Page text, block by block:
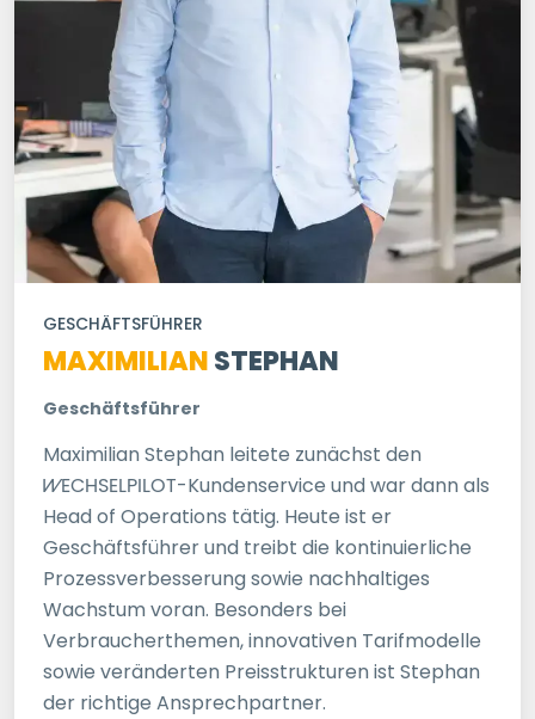
GESCHÄFTSFÜHRER
MAXIMILIANSTEPHAN
Geschäftsführer
Maximilian Stephan leitete zunächst den
WECHSELPILOT-Kundenservice und war dann als
Head of Operations tätig. Heute ist er
Geschäftsführer und treibt die kontinuierliche
Prozessverbesserung sowie nachhaltiges
Wachstum voran. Besonders bei
Verbraucherthemen, innovativen Tarifmodelle
sowie veränderten Preisstrukturen ist Stephan
der richtige Ansprechpartner.